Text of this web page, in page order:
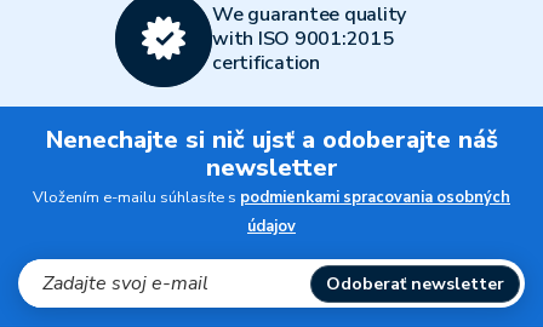
We guarantee quality
with ISO 9001:2015
certification
Nenechajte si nič ujsť a odoberajte náš
newsletter
Vložením e-mailu súhlasíte s podmienkami spracovania osobných
údajov
Odoberať newsletter